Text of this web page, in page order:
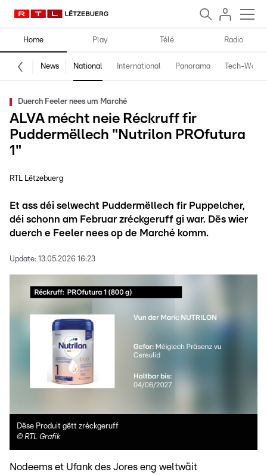
Home Play Télé Radio
News National International Panorama Tech-World
Duerch Feeler nees um Marché
ALVA mécht neie Réckruff fir
Puddermëllech "Nutrilon PROfutura
1"
RTL Lëtzebuerg
Et ass déi selwecht Puddermëllech fir Puppelcher,
déi schonn am Februar zréckgeruff gi war. Dës wier
duerch e Feeler nees op de Marché komm.
Update: 13.05.2026 16:23
Dëse Produit gëtt zréckgeruff
© RTL Grafik
Nodeems et Ufank des Jores eng weltwäit